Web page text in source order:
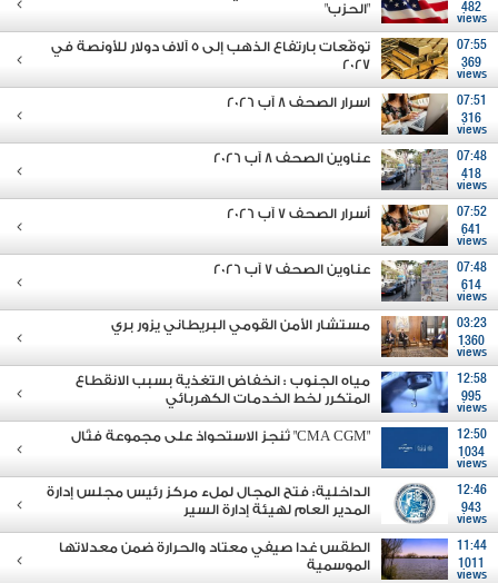
482
views
"الحزب"
07:55
369
views
توقّعات بارتفاع الذهب إلى 5 آلاف دولار للأونصة في
2027
07:51
316
views
اسرار الصحف 8 آب 2026
07:48
418
views
عناوين الصحف 8 آب 2026
07:52
641
views
أسرار الصحف 7 آب 2026
07:48
614
views
عناوين الصحف 7 آب 2026
03:23
1360
views
مستشار الأمن القومي البريطاني يزور بري
12:58
995
views
مياه الجنوب : انخفاض التغذية بسبب الانقطاع
المتكرر لخط الخدمات الكهربائي
12:50
1034
views
"CMA CGM" تُنجز الاستحواذ على مجموعة فتّال
12:46
943
views
الداخلية: فتح المجال لملء مركز رئيس مجلس إدارة
المدير العام لهيئة إدارة السير
11:44
1011
views
الطقس غدا صيفي معتاد والحرارة ضمن معدلاتها
الموسمية